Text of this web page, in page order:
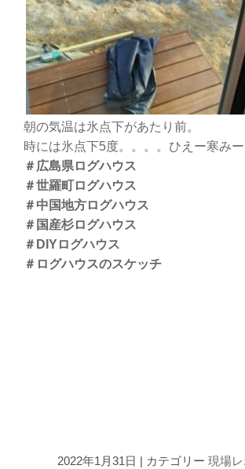
朝の気温は氷点下があたり前。
時には氷点下5度。。。。ひえー寒みー
＃広島県ログハウス
＃世羅町ログハウス
＃中国地方ログハウス
＃国産杉ログハウス
＃DIYログハウス
＃ログハウスのスケッチ
2022年1月31日 | カテゴリー 現場レ